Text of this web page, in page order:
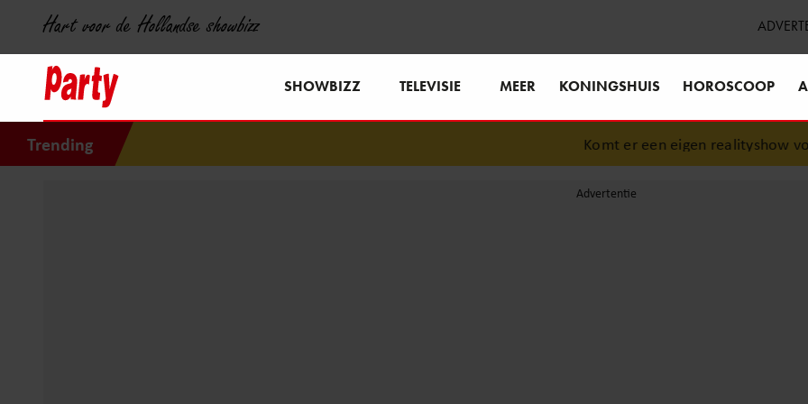
Hart voor de Hollandse showbizz
SHOWBIZZ TELEVISIE MEER KONINGSHUIS HOROSCOOP
Trending Komt er een eigen realityshow voor